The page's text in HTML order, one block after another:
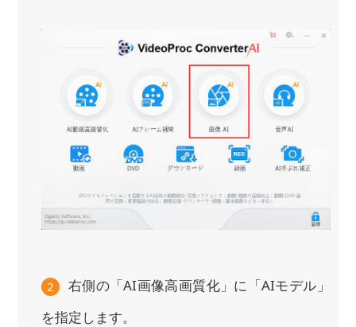
2
右側の「AI画像高画質化」に「AIモデル」
を指定します。